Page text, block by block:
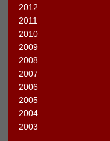
2012
2011
2010
2009
2008
2007
2006
2005
2004
2003